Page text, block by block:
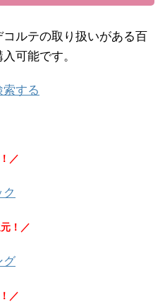
ルテの取り扱いがある百
可能です。
する
／
！／
グ
／